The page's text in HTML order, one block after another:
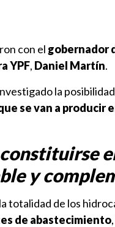
con el gobernador
YPF, Daniel Martín.
la
se van a producir
y
totalidad de los
de abastecimiento,